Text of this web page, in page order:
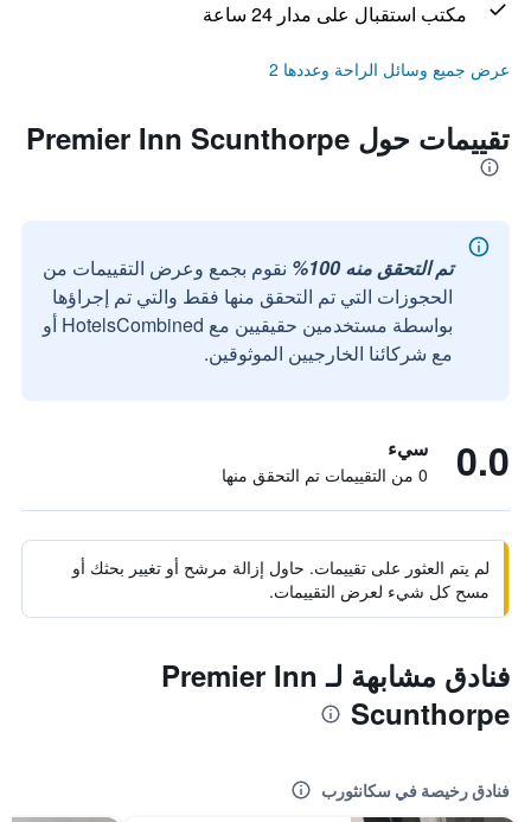
مكتب استقبال على مدار 24 ساعة
عرض جميع وسائل الراحة وعددها 2
تقييمات حول Premier Inn Scunthorpe
تم التحقق منه 100%
نقوم بجمع وعرض التقييمات من
الحجوزات التي تم التحقق منها فقط والتي تم إجراؤها
بواسطة مستخدمين حقيقيين مع HotelsCombined أو
مع شركائنا الخارجيين الموثوقين.
0.0 سيء
0 من التقييمات تم التحقق منها
لم يتم العثور على تقييمات. حاول إزالة مرشح أو تغيير بحثك أو
مسح كل شيء لعرض التقييمات.
فنادق مشابهة لـ Premier Inn
Scunthorpe
فنادق رخيصة في سكانثورب